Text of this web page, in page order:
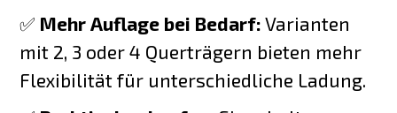
✅ Mehr Auflage bei Bedarf: Varianten
mit 2, 3 oder 4 Querträgern bieten mehr
Flexibilität für unterschiedliche Ladung.